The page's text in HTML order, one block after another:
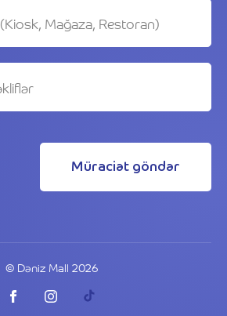
Müraciət göndər
© Dəniz Mall 2026